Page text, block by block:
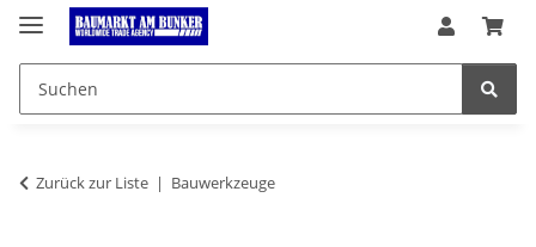
Zurück zur Liste Bauwerkzeuge